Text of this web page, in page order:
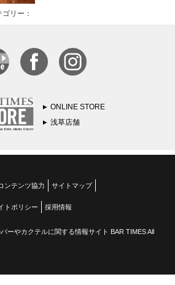
リー：
ONLINE STORE
浅草店舗
ンテンツ協力 サイトマップ
トポリシー 採用情報
ーやカクテルに関する情報サイト BAR TIMES All